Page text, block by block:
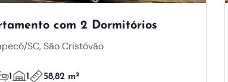
com 2 Dormitórios
SC, São Cristóvão
1 1 58,82 m²